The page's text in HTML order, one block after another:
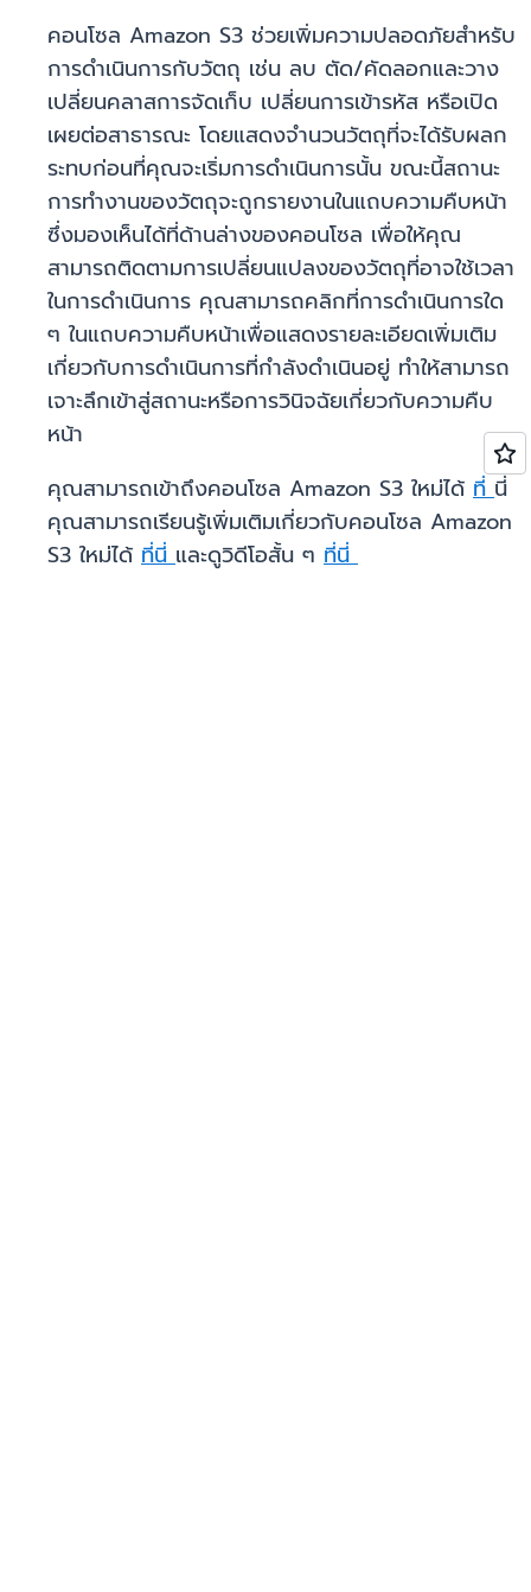
คอนโซล Amazon S3 ช่วยเพิ่มความปลอดภัยสำหรับ
การดำเนินการกับวัตถุ เช่น ลบ ตัด/คัดลอกและวาง
เปลี่ยนคลาสการจัดเก็บ เปลี่ยนการเข้ารหัส หรือเปิด
เผยต่อสาธารณะ โดยแสดงจำนวนวัตถุที่จะได้รับผลก
ระทบก่อนที่คุณจะเริ่มการดำเนินการนั้น ขณะนี้สถานะ
การทำงานของวัตถุจะถูกรายงานในแถบความคืบหน้า
ซึ่งมองเห็นได้ที่ด้านล่างของคอนโซล เพื่อให้คุณ
สามารถติดตามการเปลี่ยนแปลงของวัตถุที่อาจใช้เวลา
ในการดำเนินการ คุณสามารถคลิกที่การดำเนินการใด
ๆ ในแถบความคืบหน้าเพื่อแสดงรายละเอียดเพิ่มเติม
เกี่ยวกับการดำเนินการที่กำลังดำเนินอยู่ ทำให้สามารถ
เจาะลึกเข้าสู่สถานะหรือการวินิจฉัยเกี่ยวกับความคืบ
หน้า
คุณสามารถเข้าถึงคอนโซล Amazon S3 ใหม่ได้ ที่นี่
คุณสามารถเรียนรู้เพิ่มเติมเกี่ยวกับคอนโซล Amazon
S3 ใหม่ได้ ที่นี่และดูวิดีโอสั้น ๆ ที่นี่